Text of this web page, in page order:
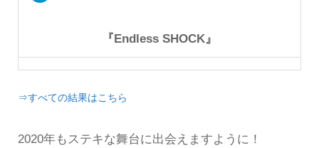
『Endless SHOCK』
⇒すべての結果はこちら
2020年もステキな舞台に出会えますように！